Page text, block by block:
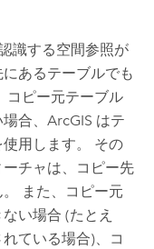
識する空間参照が
あるテーブルでも
コピー元テーブル
合、ArcGIS はテ
用します。 その
チャは、コピー先
また、コピー元
い場合 (たとえ
ている場合)、コ